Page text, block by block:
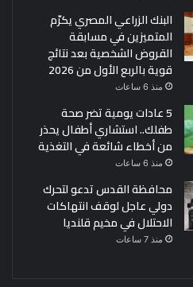
البنك الزراعي المصري يكرّم
المتميزين في مسابقة
القروض الشخصية بعد نتائج
قوية بالربع الأول من 2026
منذ 6 ساعات
5 عادات يومية تضر صحة
طفلك.. استشاري أطفال يحذر
من أخطاء شائعة في التغذية
منذ 6 ساعات
محافظة القدس تدعو لتحرك
دولي عاجل لوقف انتهاكات
الاحتلال في مخيم قلنديا
منذ 7 ساعات